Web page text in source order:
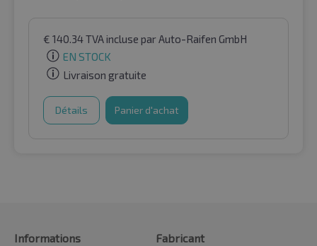
€ 140.34TVA incluse par Auto-Raifen GmbH
EN STOCK
Livraison gratuite
Détails Panier d'achat
Informations
Fabricant